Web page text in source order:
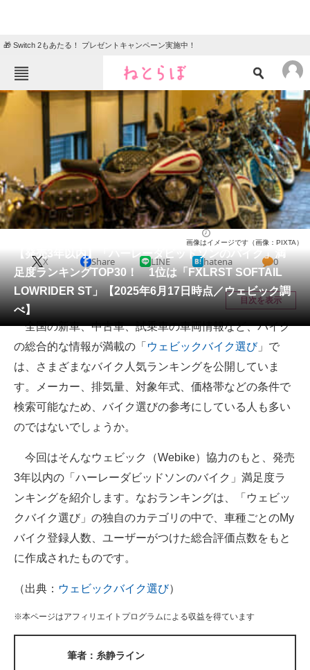
🎁 Switch 2もあたる！ プレゼントキャンペーン実施中！
ねとらぼメニュー
ニュース
クイズ
地域
住まい 教育・育児
動物 リサーチ
メディア
ITの今と未来を見通す
スマホと通信の最新トレンド
進化するPCとデバイスの未来
好きが集まる 比べて選べる
ビジネスと働き方のヒント
企業ITのトレンドを詳説
企業向けIT製品の総合サイト
【発売3年以内】「ハーレーダビッドソンのバイク」満
足度ランキングTOP30！ 1位は「FXLRST SOFTAIL
LOWRIDER ST」【2025年6月17日時点／ウェビック調
べ】
画像はイメージです（画像：PIXTA）
X Share LINE hatena 0
目次を表示
全国の新車、中古車、試乗車の車両情報など、バイク
の総合的な情報が満載の「 ウェビックバイク選び」で
は、さまざまなバイク人気ランキングを公開していま
す。メーカー、排気量、対象年式、価格帯などの条件で
検索可能なため、バイク選びの参考にしている人も多い
のではないでしょうか。
今回はそんなウェビック（Webike）協力のもと、発売
3年以内の「ハーレーダビッドソンのバイク」満足度ラ
ンキングを紹介します。なおランキングは、「ウェビッ
クバイク選び」の独自のカテゴリの中で、車種ごとのMy
バイク登録人数、ユーザーがつけた総合評価点数をもと
に作成されたものです。
（出典： ウェビックバイク選び）
※本ページはアフィリエイトプログラムによる収益を得ています
筆者：糸静ライン